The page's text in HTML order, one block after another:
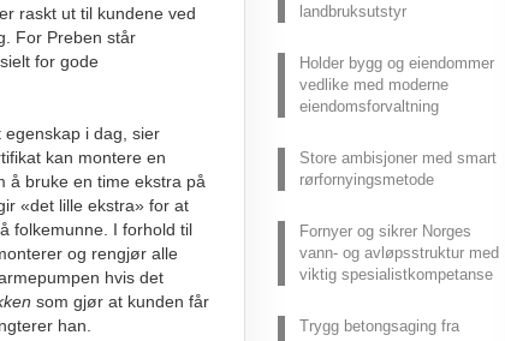
raskt ut til kundene ved
For Preben står
for gode
i dag, sier
kan montere en
å bruke en time ekstra på
«det lille ekstra» for at
folkemunne. I forhold til
og rengjør alle
hvis det
som gjør at kunden får
han.
landbruksutstyr
Holder bygg og eiendommer
vedlike med moderne
eiendomsforvaltning
Store ambisjoner med smart
rørfornyingsmetode
Fornyer og sikrer Norges
vann- og avløpsstruktur med
viktig spesialistkompetanse
Trygg betongsaging fra